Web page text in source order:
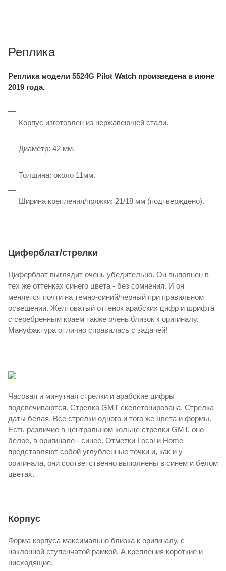
Реплика
Реплика модели 5524G Pilot Watch произведена в июне
2019 года.
Корпус изготовлен из нержавеющей стали.
Диаметр: 42 мм.
Толщина: около 11мм.
Ширина крепления/пряжки: 21/18 мм (подтверждено).
Циферблат/стрелки
Циферблат выглядит очень убедительно. Он выполнен в
тех же оттенках синего цвета - без сомнения. И он
меняется почти на темно-синий/черный при правильном
освещении. Желтоватый оттенок арабских цифр и шрифта
с серебренным краем также очень близок к оригиналу.
Мануфактура отлично справилась с задачей!
Часовая и минутная стрелки и арабские цифры
подсвечиваются. Стрелка GMT скелетонирована. Стрелка
даты белая. Все стрелки одного и того же цвета и формы.
Есть различие в центральном кольце стрелки GMT, оно
белое, в оригинале - синее. Отметки Local и Home
представляют собой углубленные точки и, как и у
оригинала, они соответственно выполнены в синем и белом
цветах.
Корпус
Форма корпуса максимально близка к оригиналу, с
наклонной ступенчатой ​​рамкой. А крепления короткие и
нисходящие.